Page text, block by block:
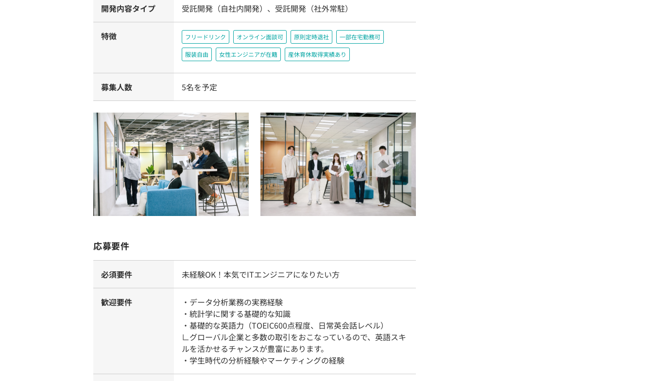
開発内容タイプ 受託開発（自社内開発）、受託開発（社外常駐）
特徴 フリードリンク オンライン面談可 原則定時退社 一部在宅勤務可
服装自由 女性エンジニアが在籍 産休育休取得実績あり
募集人数 5名を予定
応募要件
必須要件 未経験OK！本気でITエンジニアになりたい方
歓迎要件
・データ分析業務の実務経験
・統計学に関する基礎的な知識
・基礎的な英語力（TOEIC600点程度、日常英会話レベル）
∟グローバル企業と多数の取引をおこなっているので、英語スキ
ルを活かせるチャンスが豊富にあります。
・学生時代の分析経験やマーケティングの経験